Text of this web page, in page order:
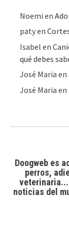
Noemi en
patyen
Isabel en
qué debes
José Maria en
José Maria en
Doogweb es
perros,
noticias del